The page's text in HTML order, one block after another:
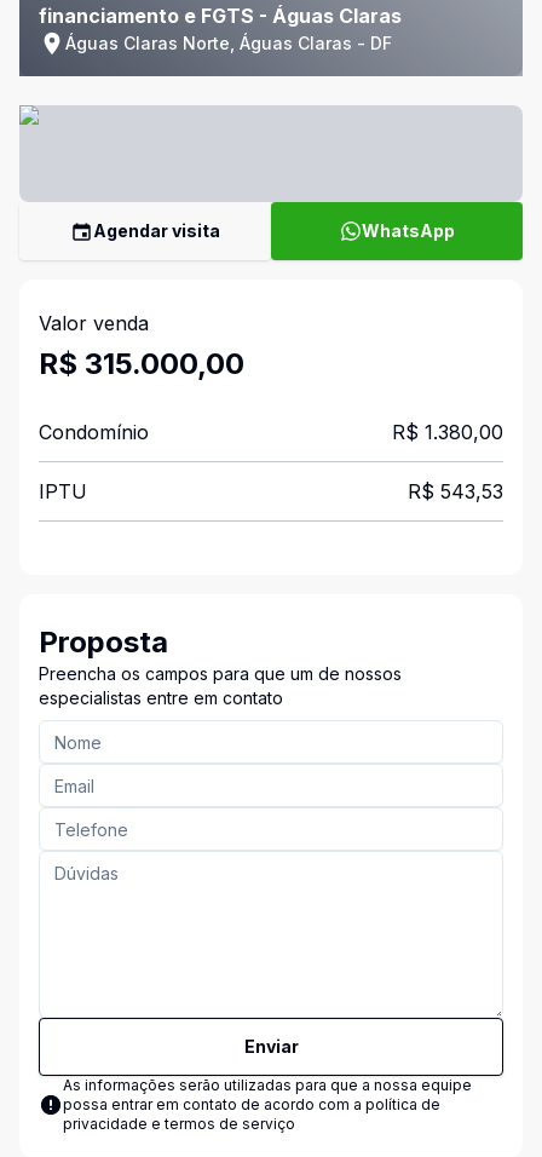
financiamento e FGTS - Águas Claras
Águas Claras Norte, Águas Claras - DF
Agendar visita WhatsApp
Valor venda
R$ 315.000,00
Condomínio R$ 1.380,00
IPTU R$ 543,53
Proposta
Preencha os campos para que um de nossos
especialistas entre em contato
Enviar
As informações serão utilizadas para que a nossa equipe
possa entrar em contato de acordo com a política de
privacidade e termos de serviço